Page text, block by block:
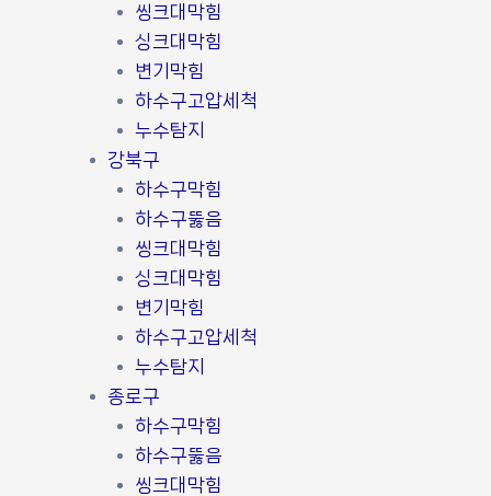
씽크대막힘
싱크대막힘
변기막힘
하수구고압세척
누수탐지
강북구
하수구막힘
하수구뚫음
씽크대막힘
싱크대막힘
변기막힘
하수구고압세척
누수탐지
종로구
하수구막힘
하수구뚫음
씽크대막힘